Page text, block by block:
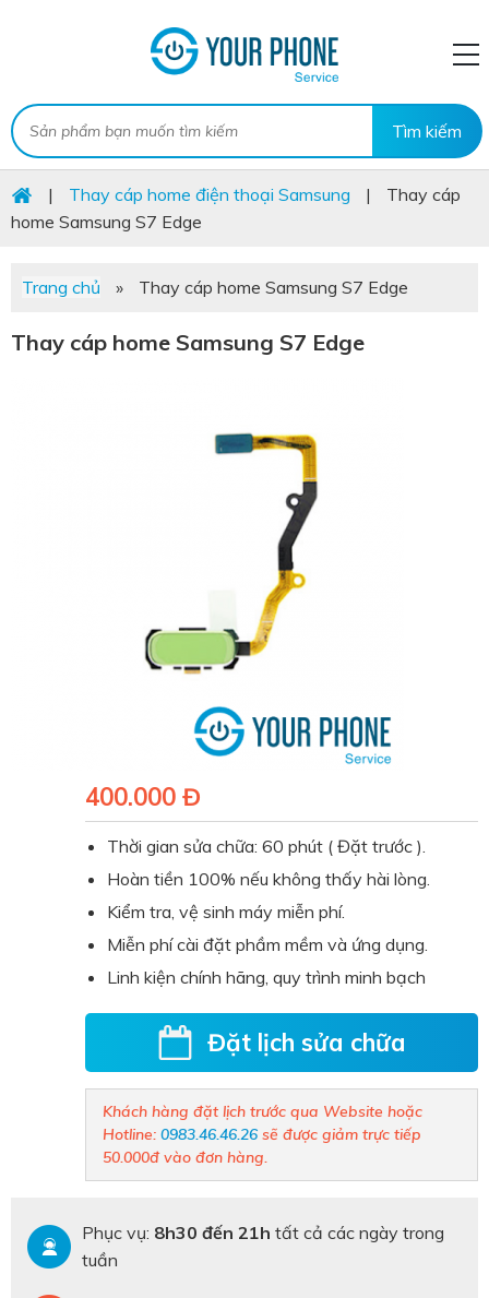
| Thay cáp home điện thoại Samsung |
Thay cáp
home Samsung S7 Edge
Trang chủ » Thay cáp home Samsung S7 Edge
Thay cáp home Samsung S7 Edge
400.000 Đ
Thời gian sửa chữa: 60 phút ( Đặt trước ).
Hoàn tiền 100% nếu không thấy hài lòng.
Kiểm tra, vệ sinh máy miễn phí.
Miễn phí cài đặt phầm mềm và ứng dụng.
Linh kiện chính hãng, quy trình minh bạch
Đặt lịch sửa chữa
Khách hàng đặt lịch trước qua Website hoặc
Hotline: 0983.46.46.26 sẽ được giảm trực tiếp
50.000đ vào đơn hàng.
Phục vụ: 8h30 đến 21h tất cả các ngày trong
tuần